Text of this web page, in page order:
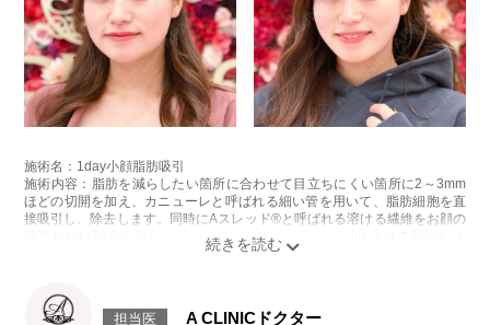
施術名：1day小顔脂肪吸引
施術内容：脂肪を減らしたい箇所に合わせて目立ちにくい箇所に2～3mm
ほどの切開を加え、カニューレと呼ばれる細い管を用いて、脂肪細胞を直
接吸引し、除去します。同時にAスレッド®と呼ばれる溶ける繊維をお顔の
目立たない部分から皮下へ挿入し、皮膚を内側から引き上げて固定しま
感などが術後一時的に生じることがございます。また、稀に貧血、細菌感
担当医 A CLINICドクター